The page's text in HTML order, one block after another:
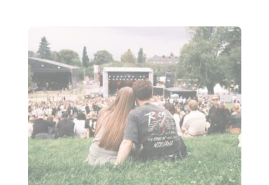
responsable
Accès et
transports
Organiser un
événement